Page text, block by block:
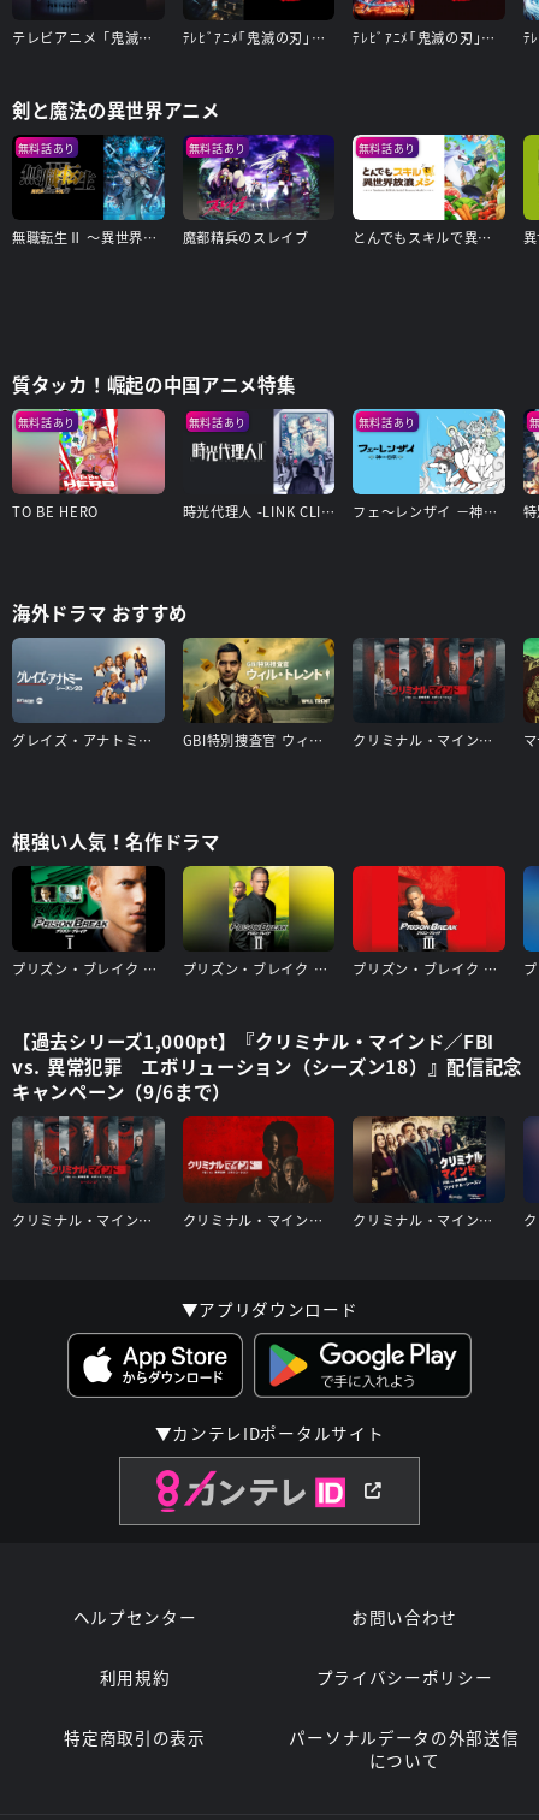
テレビアニメ「鬼滅の刃」竈門炭治郎 立志編 ﾃﾚﾋﾞｱﾆﾒ｢鬼滅の刃｣無限列車編 ﾃﾚﾋﾞｱﾆﾒ｢鬼滅の刃｣遊郭編
剣と魔法の異世界アニメ
無料話あり
無職転生Ⅱ ～異世界行ったら本気だす～
無料話あり
魔都精兵のスレイブ
無料話あり
とんでもスキルで異世界放浪メシ
質タッカ！崛起の中国アニメ特集
無料話あり
TO BE HERO
無料話あり
時光代理人 -LINK CLICK- Ⅱ
無料話あり
フェ～レンザイ －神さまの日常－
海外ドラマ おすすめ
グレイズ・アナトミー シーズン20 GBI特別捜査官 ウィル・トレント シーズン1 クリミナル・マインド／FBI vs. 異常犯罪 エボリューション（シーズン17）
根強い人気！名作ドラマ
プリズン・ブレイク シーズン1 プリズン・ブレイク シーズン2 プリズン・ブレイク シーズン3
【過去シリーズ1,000pt】『クリミナル・マインド／FBI
vs. 異常犯罪 エボリューション（シーズン18）』配信記念
キャンペーン（9/6まで）
クリミナル・マインド／FBI vs. 異常犯罪 エボリューション（シーズン17） クリミナル・マインド／FBI vs. 異常犯罪 エボリューション（シーズン16） クリミナル・マインド/FBI vs. 異常犯罪 ファイナルシーズン
▼アプリダウンロード
▼カンテレIDポータルサイト
ヘルプセンター お問い合わせ
利用規約 プライバシーポリシー
特定商取引の表示
パーソナルデータの外部送信
について